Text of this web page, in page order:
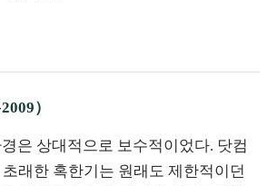
）
은 상대적으로 보수적이었다. 닷컴
래한 혹한기는 원래도 제한적이던